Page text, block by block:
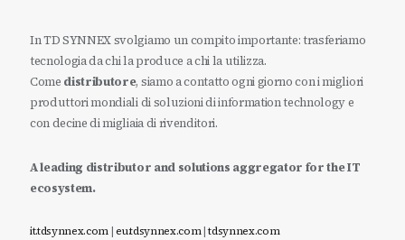
In TD SYNNEX svolgiamo un compito importante: trasferiamo
tecnologia da chi la produce a chi la utilizza.
Come distributore, siamo a contatto ogni giorno con i migliori
produttori mondiali di soluzioni di information technology e
con decine di migliaia di rivenditori.
A leading distributor and solutions aggregator for the IT
ecosystem.
it.tdsynnex.com|eu.tdsynnex.com|tdsynnex.com